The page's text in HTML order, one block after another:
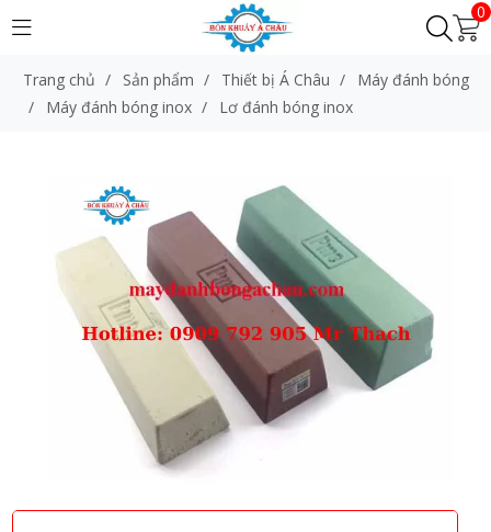
0
Trang chủ / Sản phẩm / Thiết bị Á Châu /
Máy đánh bóng
/
Máy đánh bóng inox / Lơ đánh bóng inox